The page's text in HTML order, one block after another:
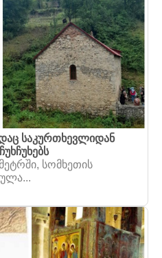
საკურთხევლიდან
სომხეთის